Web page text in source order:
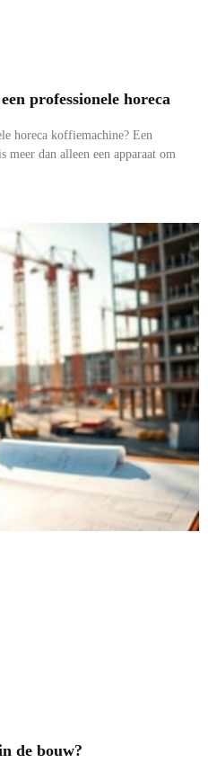
professionele horeca
horeca koffiemachine? Een
meer dan alleen een apparaat om
de bouw?